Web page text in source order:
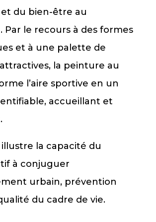
du bien-être au
Par le recours à des formes
et à une palette de
la peinture au
l’aire sportive en un
accueillant et
la capacité du
à conjuguer
urbain, prévention
du cadre de vie.